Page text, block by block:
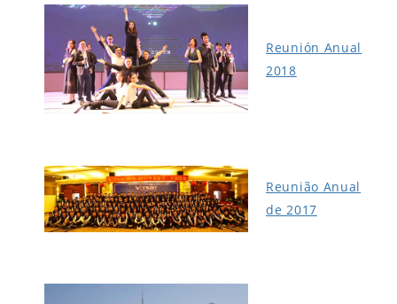
Reunión Anual
2018
Reunião Anual
de 2017